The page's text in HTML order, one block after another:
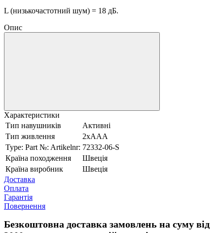
L (низькочастотний шум) = 18 дБ.
Опис
Характеристики
Тип навушників
Активні
Тип живлення
2хААА
Type: Part №: Artikelnr: 72332-06-S
Країна походження
Швеція
Країна виробник
Швеція
Доставка
Оплата
Гарантія
Повернення
Безкоштовна доставка замовлень на суму від